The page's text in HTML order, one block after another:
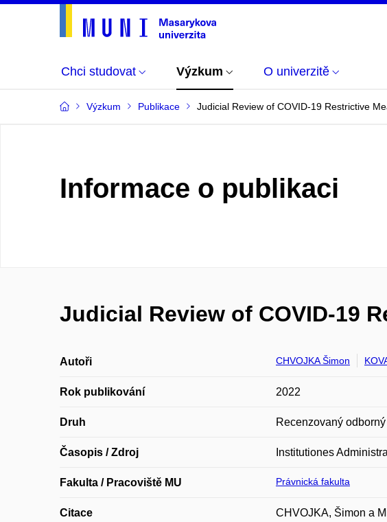
Chci studovat Výzkum O univerzitě
Výzkum Publikace Judicial Review of COVID-19 Restrictive
Informace o publikaci
Judicial Review of COVID-19
Autoři CHVOJKA Šimon
Rok publikování 2022
Druh Recenzovaný
Časopis / Zdroj Institutiones
Fakulta / Pracoviště MU Právnická fakulta
Citace
CHVOJKA, Šimon a